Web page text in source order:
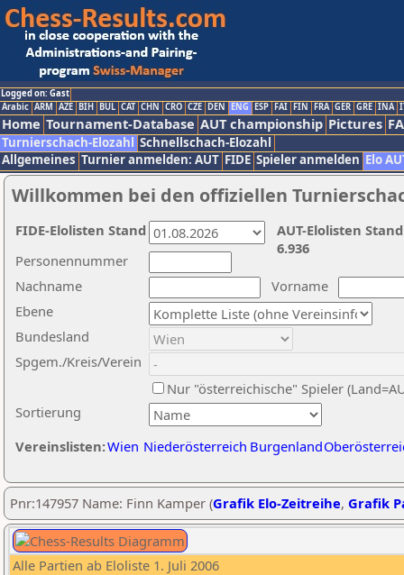
Logged on: Gast
Arabic ARM AZE BIH BUL CAT CHN CRO CZE DEN ENG ESP FAI FIN FRA GER GRE INA
Home Tournament-Database AUT championship Pictures
Turnierschach-Elozahl Schnellschach-Elozahl
Allgemeines Turnier anmelden: AUT FIDE Spieler anmelden Elo
Willkommen bei den offiziellen
Nachname
Vorname
Ebene
Sortierung
Personennummer
Bundesland
Spgem./Kreis/Verein
Nur "österreichische" Spieler
Vereinslisten:Wien Niederösterreich Burgenland
AUT-Elolisten
6.936
FIDE-Elolisten Stand
Pnr:147957 Name: Finn Kamper (Grafik Elo-Zeitreihe, Grafik
Alle Partien ab Eloliste 1. Juli 2006